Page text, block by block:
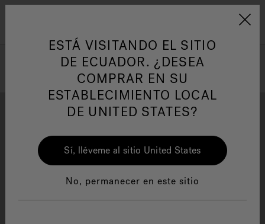
Jacuzzi&reg; Latin
Descarga Calidad
ESTÁ VISITANDO EL SITIO
DE ECUADOR. ¿DESEA
COMPRAR EN SU
ESTABLECIMIENTO LOCAL
DE UNITED STATES?
Sí, lléveme al sitio United States
No, permanecer en este sitio